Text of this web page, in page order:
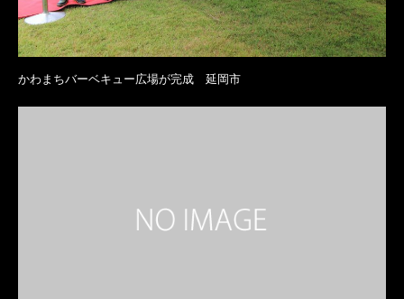
かわまちバーベキュー広場が完成 延岡市